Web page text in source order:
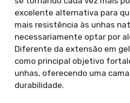
excelente alternativa para
mais resistência às unhas
necessariamente optar por
Diferente da extensão em
como principal objetivo
unhas, oferecendo uma
durabilidade.